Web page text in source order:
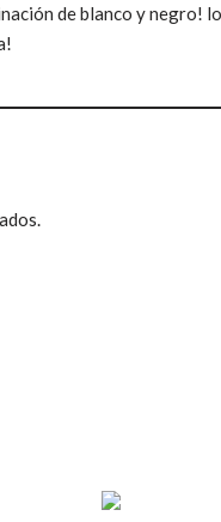
de blanco y negro!